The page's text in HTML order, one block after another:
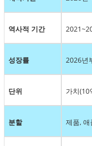
역사적 기간
성장률 2026년
단위 가치(10
분할 제품,